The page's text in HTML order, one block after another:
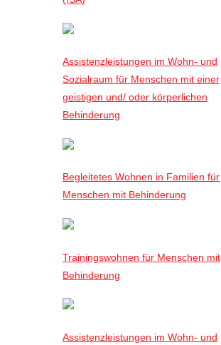
Assistenzleistungen im Wohn- und
Sozialraum für Menschen mit einer
geistigen und/ oder körperlichen
Behinderung
Begleitetes Wohnen in Familien für
Menschen mit Behinderung
Trainingswohnen für Menschen mit
Behinderung
Assistenzleistungen im Wohn- und